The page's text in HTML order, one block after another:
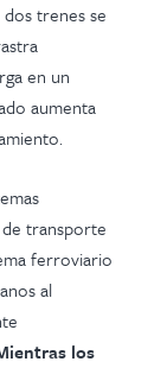
trenes se
en un
aumenta
transporte
ferroviario
al
los